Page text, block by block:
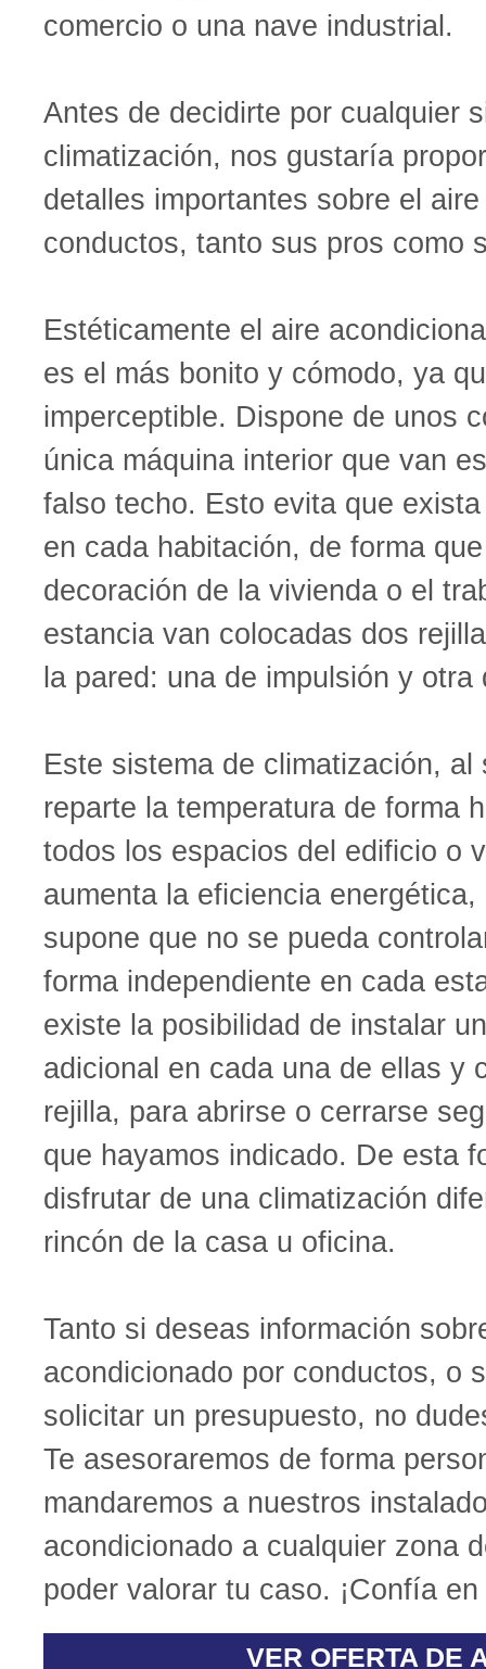
comercio o una nave industrial.
Antes de decidirte por cualquier
climatización, nos gustaría
detalles importantes sobre el
conductos, tanto sus pros como
Estéticamente el aire
es el más bonito y cómodo, ya
imperceptible. Dispone de unos
única máquina interior que van
falso techo. Esto evita que
en cada habitación, de forma
decoración de la vivienda o el
estancia van colocadas dos
la pared: una de impulsión y otra
Este sistema de climatización, al
reparte la temperatura de forma
todos los espacios del edificio o
aumenta la eficiencia
supone que no se pueda
forma independiente en cada
existe la posibilidad de instalar
adicional en cada una de ellas y
rejilla, para abrirse o cerrarse
que hayamos indicado. De esta
disfrutar de una climatización
rincón de la casa u oficina.
Tanto si deseas información
acondicionado por conductos, o
solicitar un presupuesto, no
Te asesoraremos de forma
mandaremos a nuestros
acondicionado a cualquier zona
poder valorar tu caso. ¡Confía
VER OFERTA DE